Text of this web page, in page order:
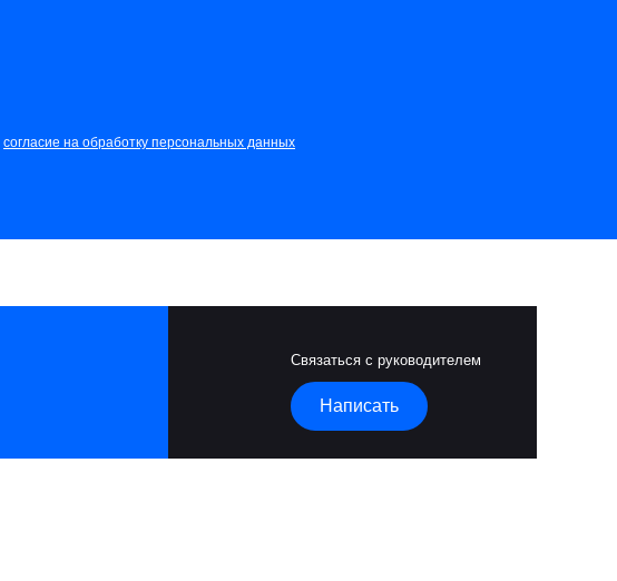
согласие на обработку персональных данных
Связаться с руководителем
Написать